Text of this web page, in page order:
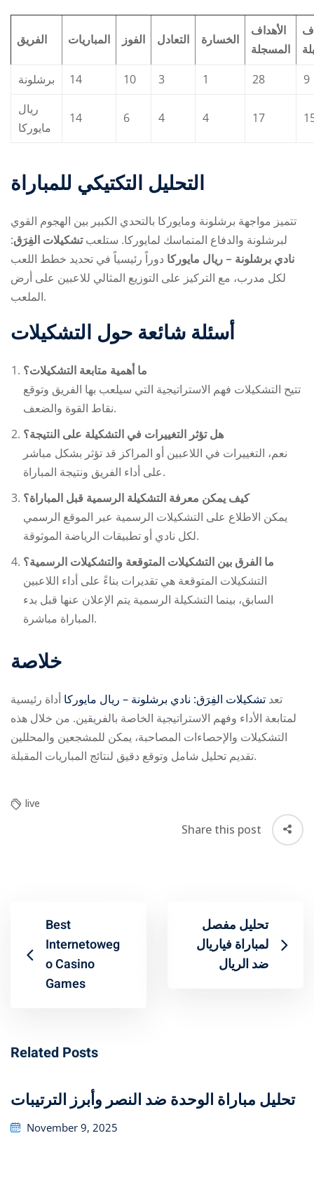
الفريق المباريات الفوز التعادل الخسارة
الأهداف
المسجلة
برشلونة
14 10 3 1 28
9
ريال
مايوركا
14 6 4 4 17
التحليل التكتيكي للمباراة
تتميز مواجهة برشلونة ومايوركا بالتحدي الكبير بين الهجوم القوي
لبرشلونة والدفاع المتماسك لمايوركا. ستلعبتشكيلات الفِرَق:
نادي برشلونة – ريال مايوركا دوراً رئيسياً في تحديد خطط اللعب
لكل مدرب، مع التركيز على التوزيع المثالي للاعبين على أرض
الملعب.
أسئلة شائعة حول التشكيلات
ما أهمية متابعة التشكيلات؟
تتيح التشكيلات فهم الاستراتيجية التي سيلعب بها الفريق وتوقع
نقاط القوة والضعف.
هل تؤثر التغييرات في التشكيلة على النتيجة؟
نعم، التغييرات في اللاعبين أو المراكز قد تؤثر بشكل مباشر
على أداء الفريق ونتيجة المباراة.
كيف يمكن معرفة التشكيلة الرسمية قبل المباراة؟
يمكن الاطلاع على التشكيلات الرسمية عبر الموقع الرسمي
لكل نادي أو تطبيقات الرياضة الموثوقة.
ما الفرق بين التشكيلات المتوقعة والتشكيلات الرسمية؟
التشكيلات المتوقعة هي تقديرات بناءً على أداء اللاعبين
السابق، بينما التشكيلة الرسمية يتم الإعلان عنها قبل بدء
المباراة مباشرة.
خلاصة
تعد تشكيلات الفِرَق: نادي برشلونة – ريال مايوركا أداة رئيسية
لمتابعة الأداء وفهم الاستراتيجية الخاصة بالفريقين. من خلال هذه
التشكيلات والإحصاءات المصاحبة، يمكن للمشجعين والمحللين
تقديم تحليل شامل وتوقع دقيق لنتائج المباريات المقبلة.
live
Share this post
Best
Internetoweg
o Casino
Games
تحليل مفصل
لمباراة فياريال
ضد الريال
Related Posts
تحليل مباراة الوحدة ضد النصر وأبرز الترتيبات
Posted
November 9, 2025